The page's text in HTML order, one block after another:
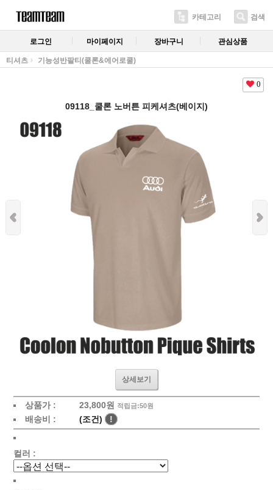
카테고리 검색
로그인 마이페이지 장바구니 관심상품
티셔츠 기능성반팔티(쿨론&에어로쿨)
0
09118_쿨론 노버튼 피케셔츠(베이지)
상세보기
상품가 : 23,800원 적립금:50원
배송비 : (조건) !
컬러 :